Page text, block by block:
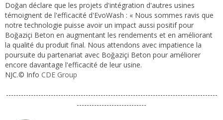
Doğan déclare que les projets d'intégration d'autres usines
témoignent de l'efficacité d'EvoWash : « Nous sommes ravis que
notre technologie puisse avoir un impact aussi positif pour
Boğaziçi Beton en augmentant les rendements et en améliorant
la qualité du produit final. Nous attendons avec impatience la
poursuite du partenariat avec Boğaziçi Beton pour améliorer
encore davantage l'efficacité de leur usine.
NJC.© Info CDE Group
-------------------------------------------------------------------------------------
----------------------------